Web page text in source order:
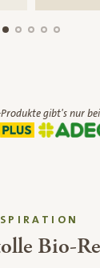
Produkte gibt's nur
Bio-